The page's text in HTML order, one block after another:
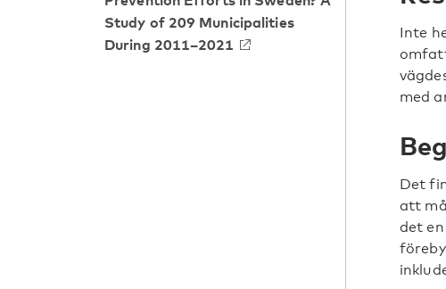
Inte
med
Det
att
det
Study of 209 Municipalities
During 2011–2021